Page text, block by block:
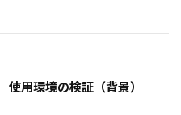
用環境の検証（背景）